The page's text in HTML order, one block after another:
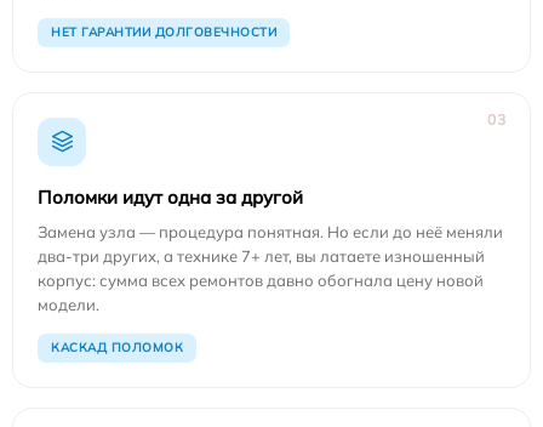
НЕТ ГАРАНТИИ ДОЛГОВЕЧНОСТИ
03
Поломки идут одна за другой
Замена узла — процедура понятная. Но если до неё меняли
два-три других, а технике 7+ лет, вы латаете изношенный
корпус: сумма всех ремонтов давно обогнала цену новой
модели.
КАСКАД ПОЛОМОК